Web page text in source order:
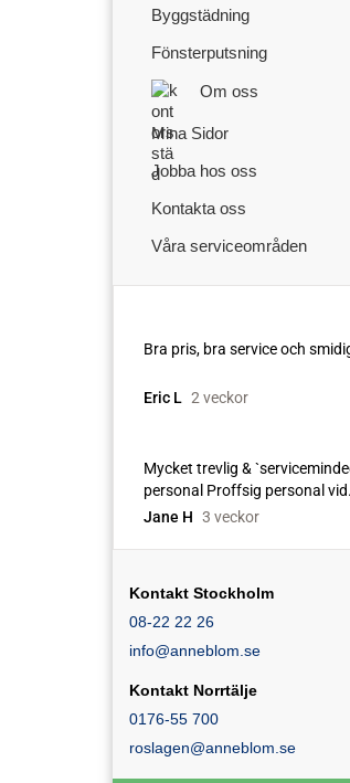
Byggstädning
Fönsterputsning
Om oss
Mina Sidor
Jobba hos oss
Kontakta oss
Våra serviceområden
Kontakt Stockholm
08-22 22 26
info@anneblom.se
Kontakt Norrtälje
0176-55 700
roslagen@anneblom.se